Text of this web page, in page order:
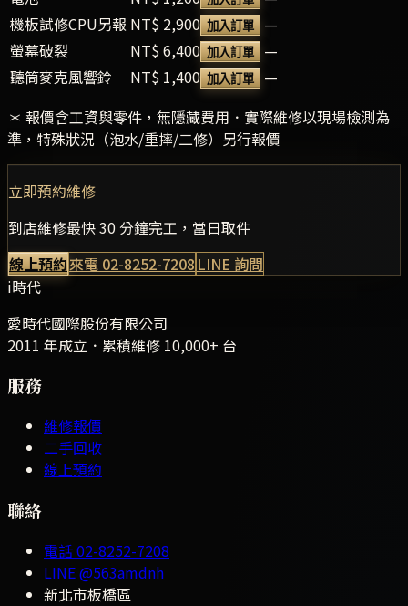
機板試修CPU另報 NT$ 2,900 加入訂單
—
螢幕破裂
NT$ 6,400 加入訂單
—
聽筒麥克風響鈴
NT$ 1,400 加入訂單
—
＊ 報價含工資與零件，無隱藏費用．實際維修以現場檢測為
準，特殊狀況（泡水/重摔/二修）另行報價
立即預約維修
到店維修最快 30 分鐘完工，當日取件
線上預約來電 02-8252-7208 LINE 詢問
i時代
愛時代國際股份有限公司
2011 年成立．累積維修 10,000+ 台
服務
維修報價
二手回收
線上預約
聯絡
電話02-8252-7208
LINE@563amdnh
新北市板橋區